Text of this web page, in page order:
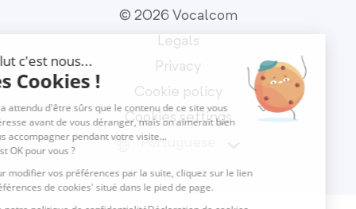
© 2026 Vocalcom
Legals
Privacy
Cookie policy
Cookies settings
Portuguese